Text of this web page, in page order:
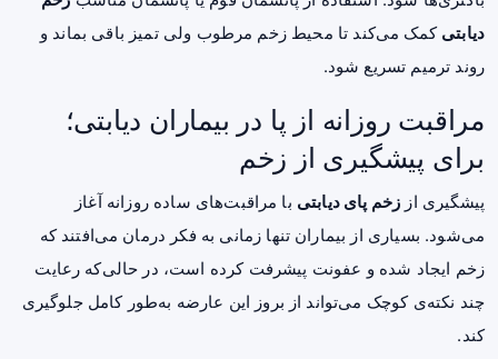
دیابتی کمک می‌کند تا محیط زخم مرطوب ولی تمیز باقی بماند و
روند ترمیم تسریع شود.
مراقبت روزانه از پا در بیماران دیابتی؛
برای پیشگیری از زخم
پیشگیری از زخم پای دیابتی با مراقبت‌های ساده روزانه آغاز
می‌شود. بسیاری از بیماران تنها زمانی به فکر درمان می‌افتند که
زخم ایجاد شده و عفونت پیشرفت کرده است، در حالی‌که رعایت
چند نکته‌ی کوچک می‌تواند از بروز این عارضه به‌طور کامل جلوگیری
کند.